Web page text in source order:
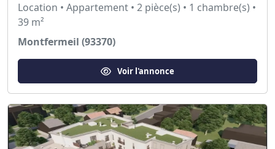
Location • Appartement • 2 pièce(s) • 1 chambre(s) •
39 m²
Montfermeil (93370)
Voir l'annonce